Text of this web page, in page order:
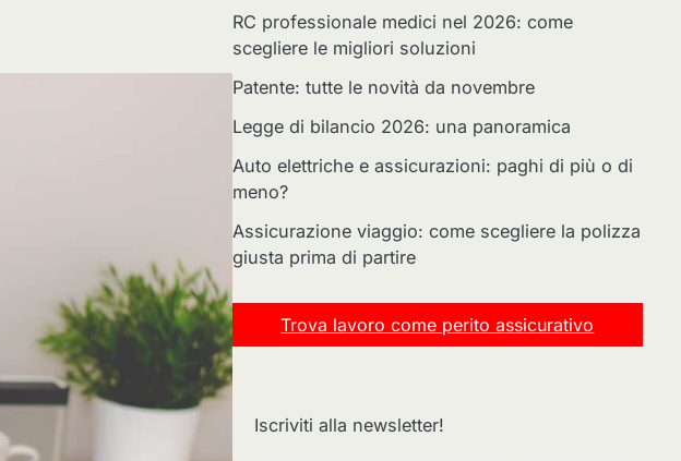
RC professionale medici nel 2026: come
scegliere le migliori soluzioni
Patente: tutte le novità da novembre
Legge di bilancio 2026: una panoramica
Auto elettriche e assicurazioni: paghi di più o di
meno?
Assicurazione viaggio: come scegliere la polizza
giusta prima di partire
Trova lavoro come perito assicurativo
Iscriviti alla newsletter!